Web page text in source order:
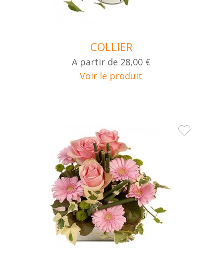
COLLIER
A partir de 28,00 €
Voir le produit